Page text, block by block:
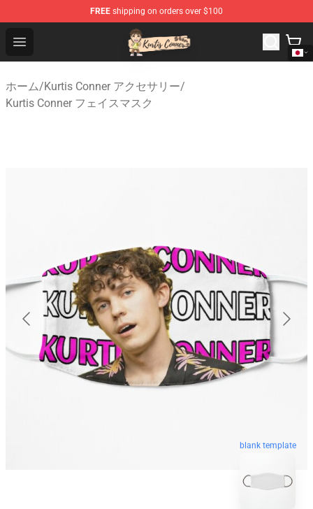
FREE shipping on orders over $100
Open menu
Kurtis Conner Store - Official Kurtis Conner Merchandise
ホーム/Kurtis Conner アクセサリー/
Kurtis Conner フェイスマスク
blank template